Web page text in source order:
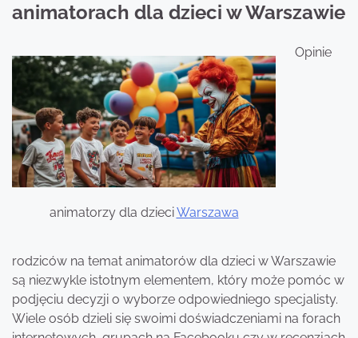
animatorach dla dzieci w Warszawie
animatorzy dla dzieciWarszawa
Opinie
rodziców na temat animatorów dla dzieci w Warszawie
są niezwykle istotnym elementem, który może pomóc w
podjęciu decyzji o wyborze odpowiedniego specjalisty.
Wiele osób dzieli się swoimi doświadczeniami na forach